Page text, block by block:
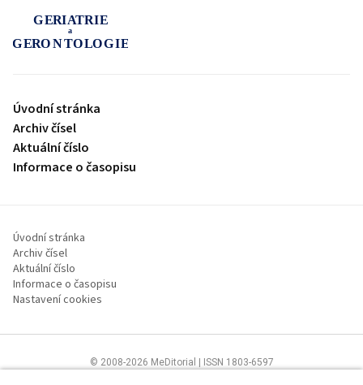
Úvodní stránka
Archiv čísel
Aktuální číslo
Informace o časopisu
Úvodní stránka
Archiv čísel
Aktuální číslo
Informace o časopisu
Nastavení cookies
© 2008-2026 MeDitorial | ISSN 1803-6597